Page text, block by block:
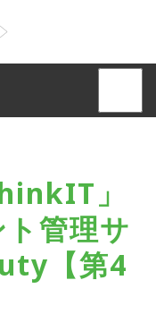
」
管理サ
【第4